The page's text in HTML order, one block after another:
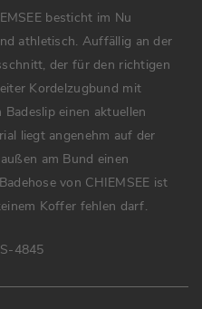
besticht im Nu
athletisch. Auffällig an der
der für den richtigen
Kordelzugbund mit
einen aktuellen
liegt angenehm auf der
am Bund einen
von CHIEMSEE ist
Koffer fehlen darf.
4845